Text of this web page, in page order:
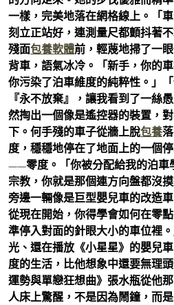
一樣，完美地落在網格線上。「
刻立正站好，連測量尺都顫抖著
殘面包養軟體前，輕蔑地掃了一
背車，語氣冰冷。「新手，你的
你污染了泊車維度的純粹性。」
『永不放棄』，讓我看到了一絲
然掏出一個像是遙控器的裝置，
下。何手殘的車子從牆上脫包養
度，穩穩地停在了地面上的一個
——零度。「你被分配給我的泊車
宗教，你就是那個連方向盤都沒
旁邊一輛像是巨型嬰兒車的改造
從現在開始，你得學會如何在零
準停入對面的針眼大小的車位裡
光、還在播放《小星星》的嬰兒
度的生活，比他想象中還要無理
運勢與單戀狂想曲》張水瓶從他
人床上驚醒，不是因為鬧鐘，而